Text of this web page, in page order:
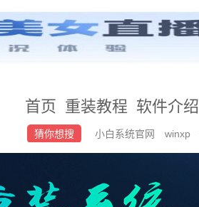
首页 重装教程 软件介绍
猜你想搜 小白系统官网 winxp